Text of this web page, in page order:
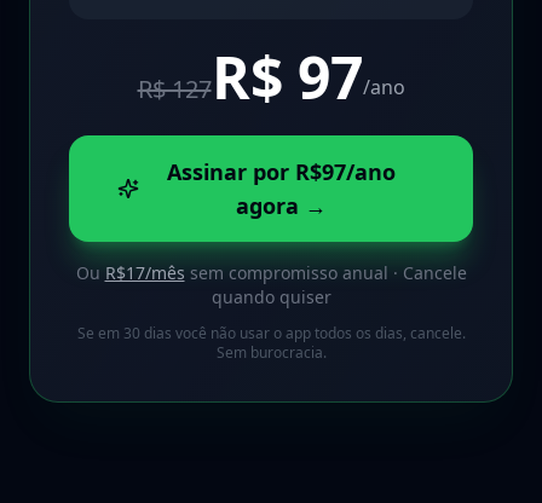
R$ 127R$ 97/ano
Assinar por R$97/ano
agora →
Ou R$17/mês sem compromisso anual · Cancele
quando quiser
Se em 30 dias você não usar o app todos os dias, cancele.
Sem burocracia.